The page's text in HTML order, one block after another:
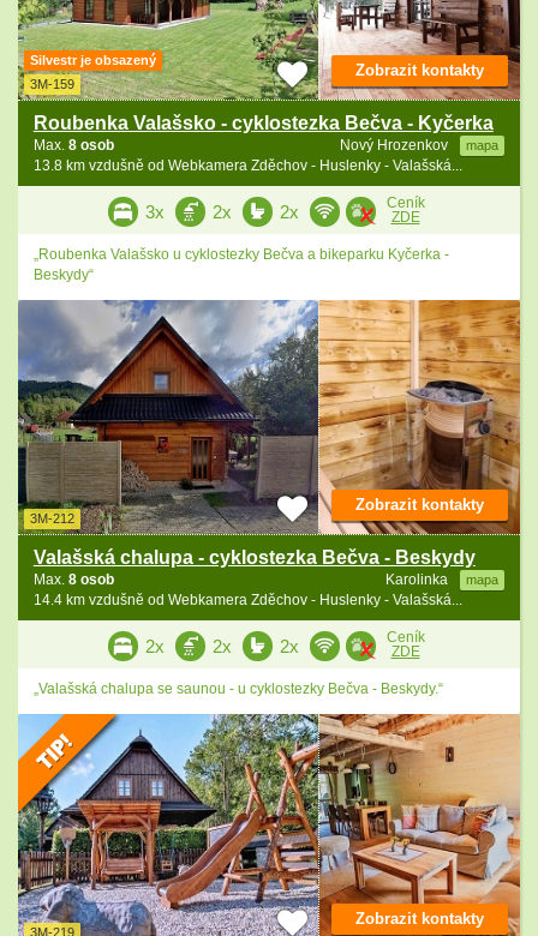
Silvestr je obsazený
3M-159
Roubenka Valašsko - cyklostezka Bečva - Kyčerka
Nový Hrozenkov mapa
Max. 8 osob
13.8 km vzdušně od Webkamera Zděchov - Huslenky - Valašská...
Zobrazit kontakty
3x 2x 2x
Ceník
ZDE
„Roubenka Valašsko u cyklostezky Bečva a bikeparku Kyčerka -
Beskydy“
3M-212
Valašská chalupa - cyklostezka Bečva - Beskydy
Karolinka mapa
Max. 8 osob
14.4 km vzdušně od Webkamera Zděchov - Huslenky - Valašská...
Zobrazit kontakty
2x 2x 2x
Ceník
ZDE
„Valašská chalupa se saunou - u cyklostezky Bečva - Beskydy.“
3M-219
Zobrazit kontakty